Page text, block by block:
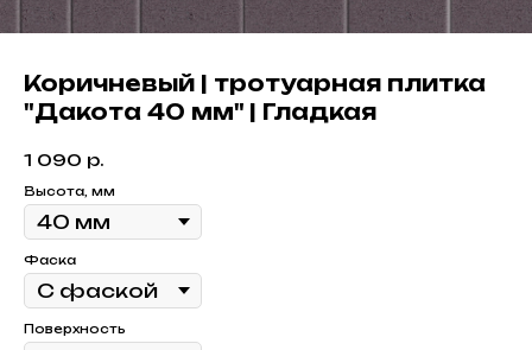
Коричневый | тротуарная плитка
"Дакота 40 мм" | Гладкая
1 090 р.
Высота, мм
Фаска
Поверхность